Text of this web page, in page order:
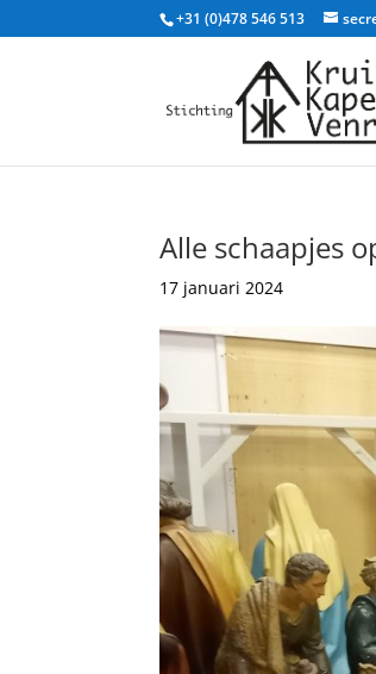
+31 (0)478 546 513
Alle schaapjes
17 januari 2024